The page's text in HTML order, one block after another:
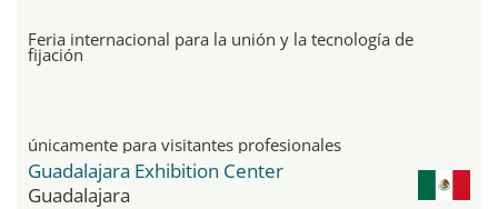
Feria internacional para la unión y la tecnología de
fijación
únicamente para visitantes profesionales
Guadalajara Exhibition Center
Guadalajara